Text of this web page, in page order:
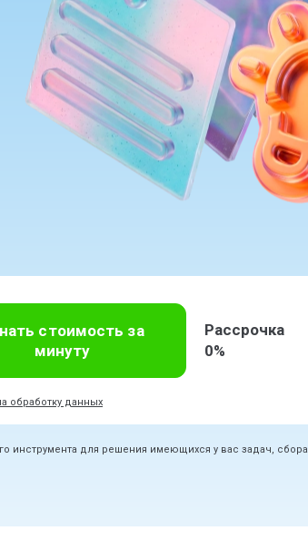
стоимость за
минуту
Рассрочка
0%
обработку данных
инструмента для решения имеющихся у вас задач, сбора